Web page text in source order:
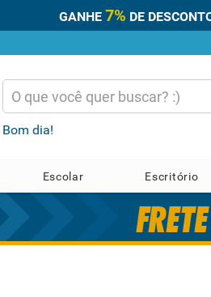
GANHE 7% DE
Bom dia!
Escolar Escritório